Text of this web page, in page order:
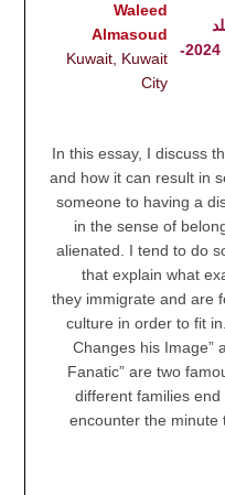
Waleed
Almasoud
Kuwait, Kuwait
City
السادس - الإصدار الثالث والستون - 2024-
In this essay, I discuss
and how it can result in
someone to having a
in the sense of
alienated. I tend to do
that explain what
they immigrate and are
culture in order to fit
Changes his Image”
Fanatic” are two
different families
encounter the minute